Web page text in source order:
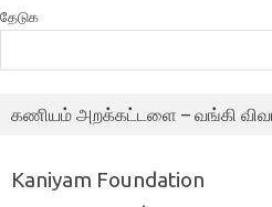
தேடுக
கணியம் அறக்கட்டளை – வங்கி
Kaniyam Foundation